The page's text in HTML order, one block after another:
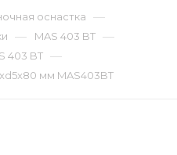
оснастка —
— MAS 403 BT —
403 BT —
мм MAS403BT